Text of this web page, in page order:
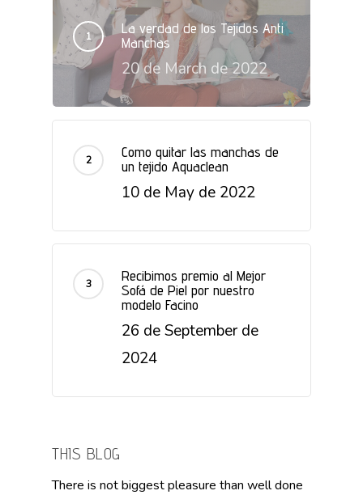
La verdad de los Tejidos Anti
Manchas
20 de March de 2022
Como quitar las manchas de
un tejido Aquaclean
10 de May de 2022
Recibimos premio al Mejor
Sofá de Piel por nuestro
modelo Facino
26 de September de
2024
THIS BLOG
There is not biggest pleasure than well done